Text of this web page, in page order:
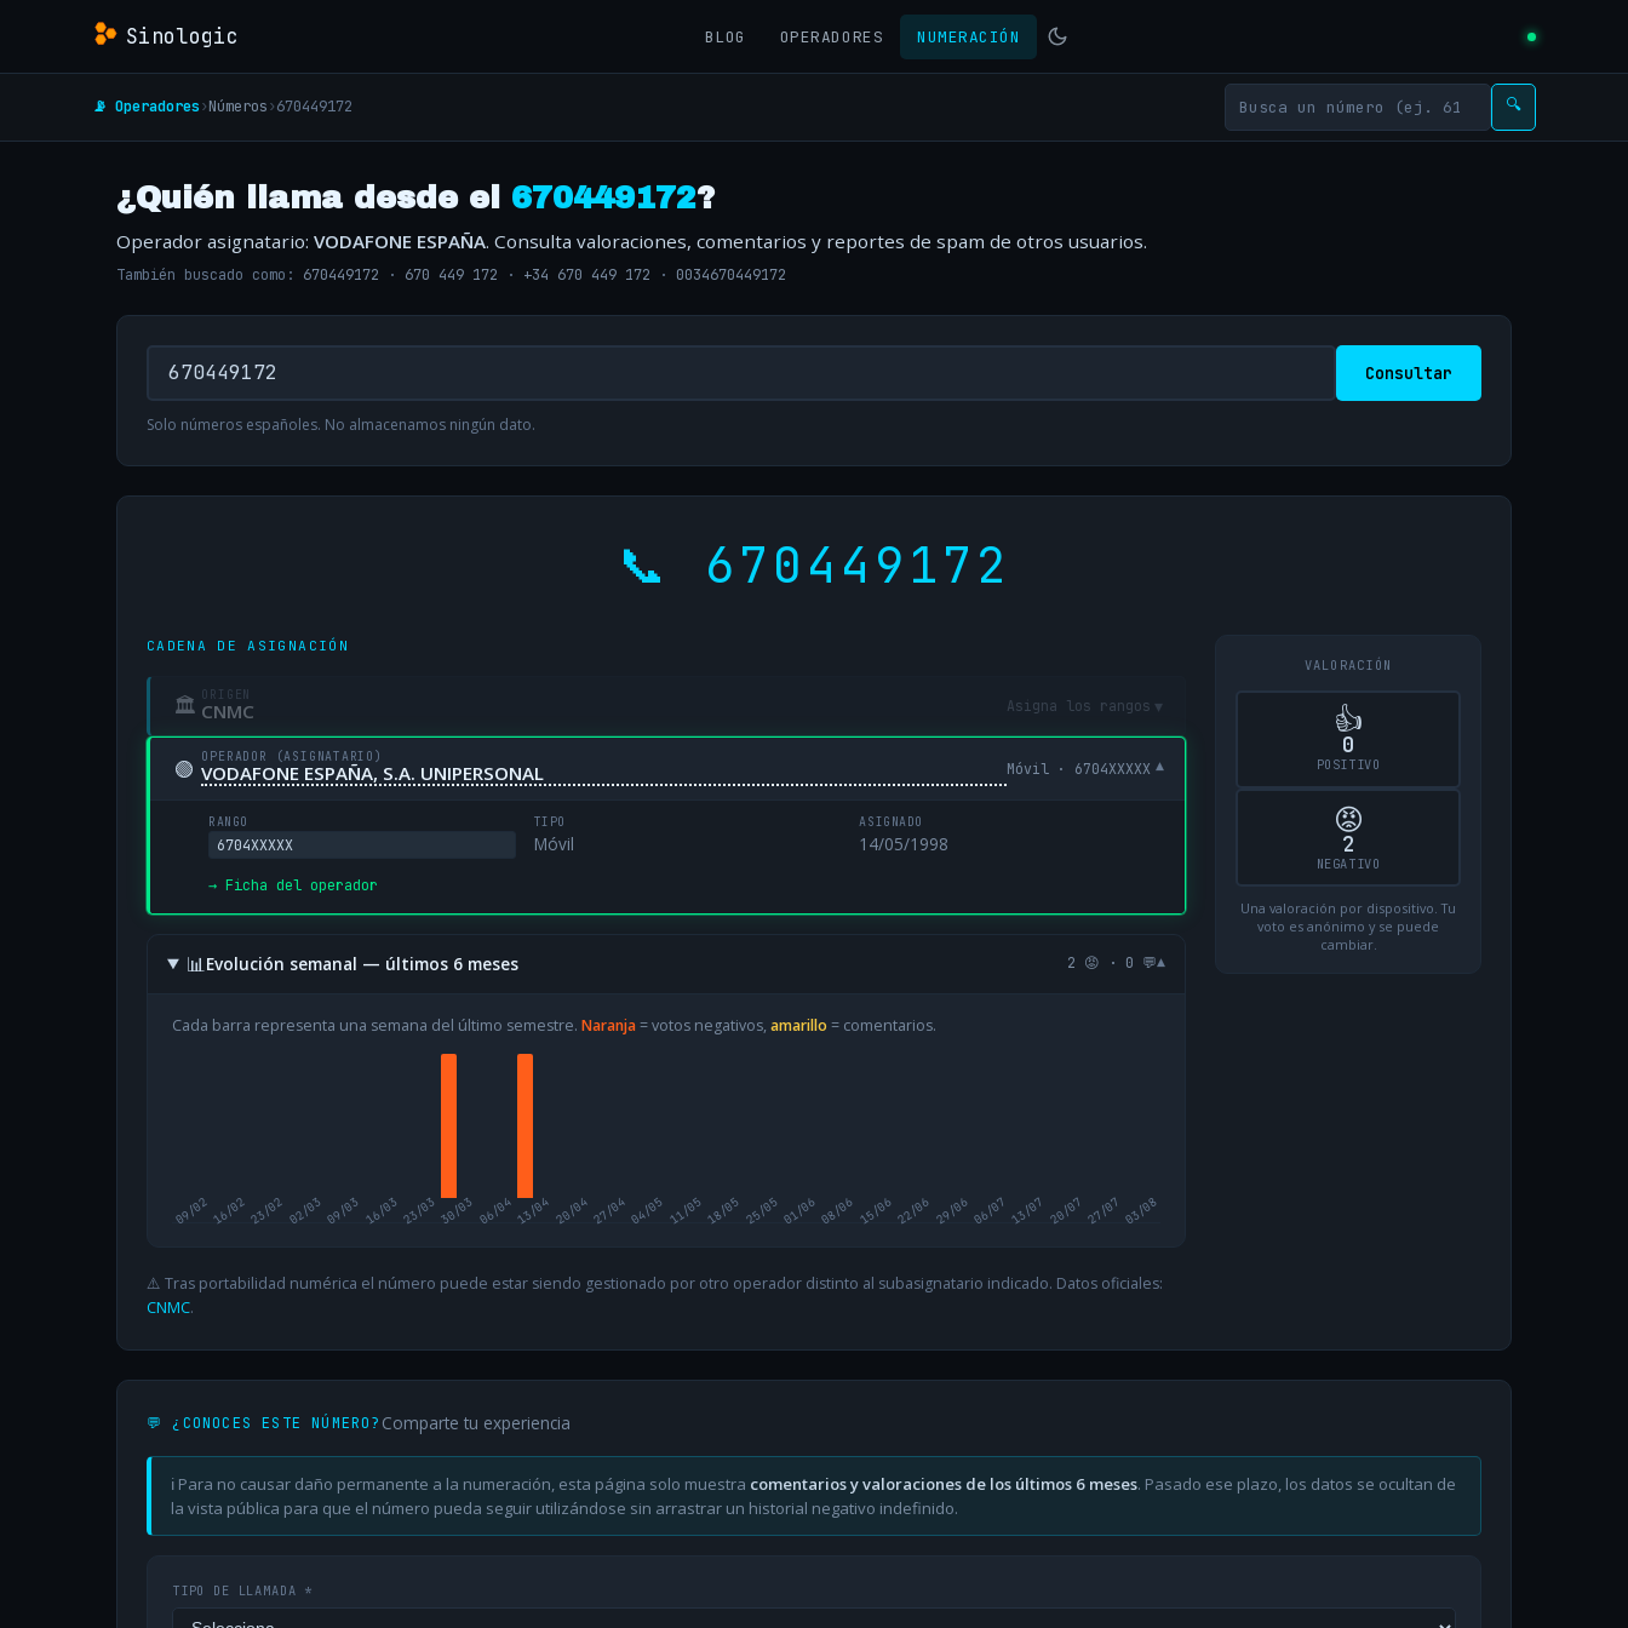
Sinologic BLOG OPERADORES NUMERACIÓN
📡 Operadores›Números›670449172 🔍
¿Quién llama desde el 670449172?
Operador asignatario: VODAFONE ESPAÑA. Consulta valoraciones, comentarios y reportes de spam de otros usuarios.
También buscado como: 670449172 · 670 449 172 · +34 670 449 172 · 0034670449172
Consultar
Solo números españoles. No almacenamos ningún dato.
📞 670449172
CADENA DE ASIGNACIÓN
🏛 ORIGEN
CNMC Asigna los rangos ▾
🟢 OPERADOR (ASIGNATARIO)
VODAFONE ESPAÑA, S.A. UNIPERSONAL Móvil · 6704XXXXX ▾
RANGO
6704XXXXX
TIPO
Móvil
ASIGNADO
14/05/1998
→ Ficha del operador
📊Evolución semanal — últimos 6 meses 2 😡 · 0 💬▾
Cada barra representa una semana del último semestre. Naranja= votos negativos, amarillo = comentarios.
09/0216/0223/02 02/03 09/03 16/03 23/03 30/03 06/0413/04 20/0427/0404/05 11/0518/05 25/0501/0608/06 15/0622/06 29/0606/07 13/07 20/07 27/07 03/08
⚠️ Tras portabilidad numérica el número puede estar siendo gestionado por otro operador distinto al subasignatario indicado. Datos oficiales:
CNMC.
VALORACIÓN
👍
0
POSITIVO
😡
2
NEGATIVO
Una valoración por dispositivo. Tu
voto es anónimo y se puede
cambiar.
💬 ¿CONOCES ESTE NÚMERO? Comparte tu experiencia
ℹ️ Para no causar daño permanente a la numeración, esta página solo muestra comentarios y valoraciones de los últimos 6 meses. Pasado ese plazo, los datos se ocultan de
la vista pública para que el número pueda seguir utilizándose sin arrastrar un historial negativo indefinido.
TIPO DE LLAMADA *